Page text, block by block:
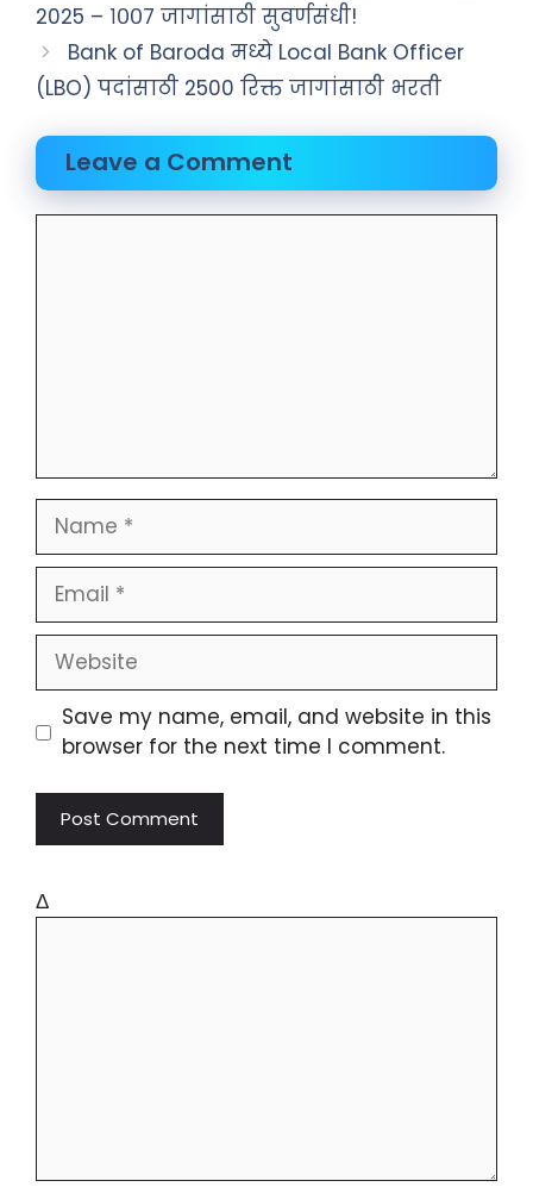
2025 – १००७ जागांसाठी सुवर्णसंधी!
Bank of Baroda मध्ये Local Bank Officer
(LBO) पदांसाठी 2500 रिक्त जागांसाठी भरती
Leave a Comment
Save my name, email, and website in this
browser for the next time I comment.
Δ